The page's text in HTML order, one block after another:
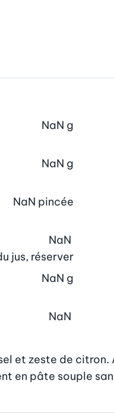
NaN g
NaN g
NaN pincée
jus, réserver
NaN
NaN g
NaN
et zeste de
en pâte souple